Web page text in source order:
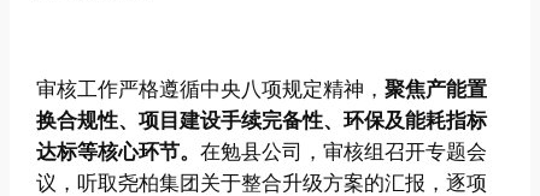
审核工作严格遵循中央八项规定精神，聚焦产能置
换合规性、项目建设手续完备性、环保及能耗指标
达标等核心环节。在勉县公司，审核组召开专题会
议，听取尧柏集团关于整合升级方案的汇报，逐项